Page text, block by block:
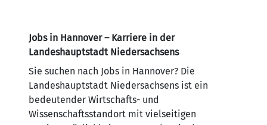
Jobs in Hannover – Karriere in der
Landeshauptstadt Niedersachsens
Sie suchen nach Jobs in Hannover? Die
Landeshauptstadt Niedersachsens ist ein
bedeutender Wirtschafts- und
Wissenschaftsstandort mit vielseitigen